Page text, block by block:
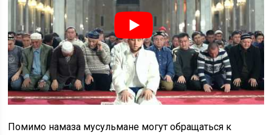
Помимо намаза мусульмане могут обращаться к